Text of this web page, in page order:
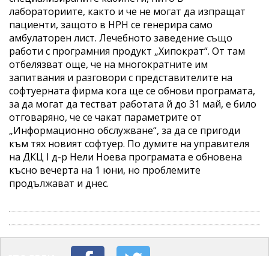
лабораториите, както и че не могат да изпращат
пациенти, защото в НРН се генерира само
амбулаторен лист. Лечебното заведение също
работи с програмния продукт „Хипократ“. От там
отбелязват още, че на многократните им
запитвания и разговори с представителите на
софтуерната фирма кога ще се обнови програмата,
за да могат да тестват работата й до 31 май, е било
отговаряно, че се чакат параметрите от
„Информационно обслужване“, за да се пригоди
към тях новият софтуер. По думите на управителя
на ДКЦ I д-р Нели Ноева програмата е обновена
късно вечерта на 1 юни, но проблемите
продължават и днес.